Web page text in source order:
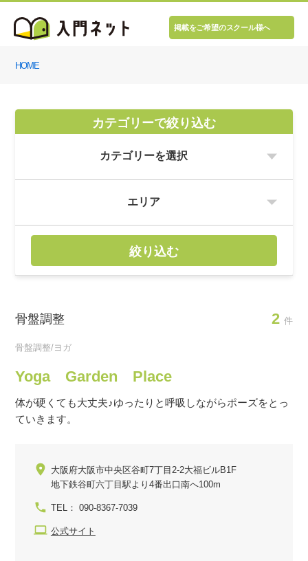
掲載をご希望のスクール様へ
HOME
カテゴリーで絞り込む
絞り込む
骨盤調整 2 件
骨盤調整/ヨガ
Yoga Garden Place
体が硬くても大丈夫♪ゆったりと呼吸しながらポーズをとっ
ていきます。
大阪府大阪市中央区谷町7丁目2-2大福ビルB1F
地下鉄谷町六丁目駅より4番出口南へ100m
TEL： 090-8367-7039
公式サイト